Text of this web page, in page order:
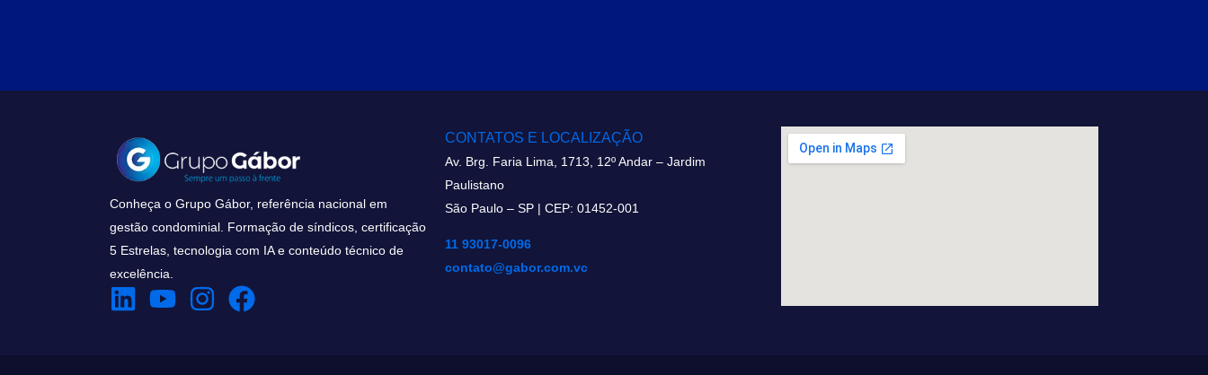
Conheça o Grupo Gábor, referência nacional em
gestão condominial. Formação de síndicos, certificação
5 Estrelas, tecnologia com IA e conteúdo técnico de
excelência.
CONTATOS E LOCALIZAÇÃO
Av. Brg. Faria Lima, 1713, 12º Andar – Jardim
Paulistano
São Paulo – SP | CEP: 01452-001
11 93017-0096
contato@gabor.com.vc